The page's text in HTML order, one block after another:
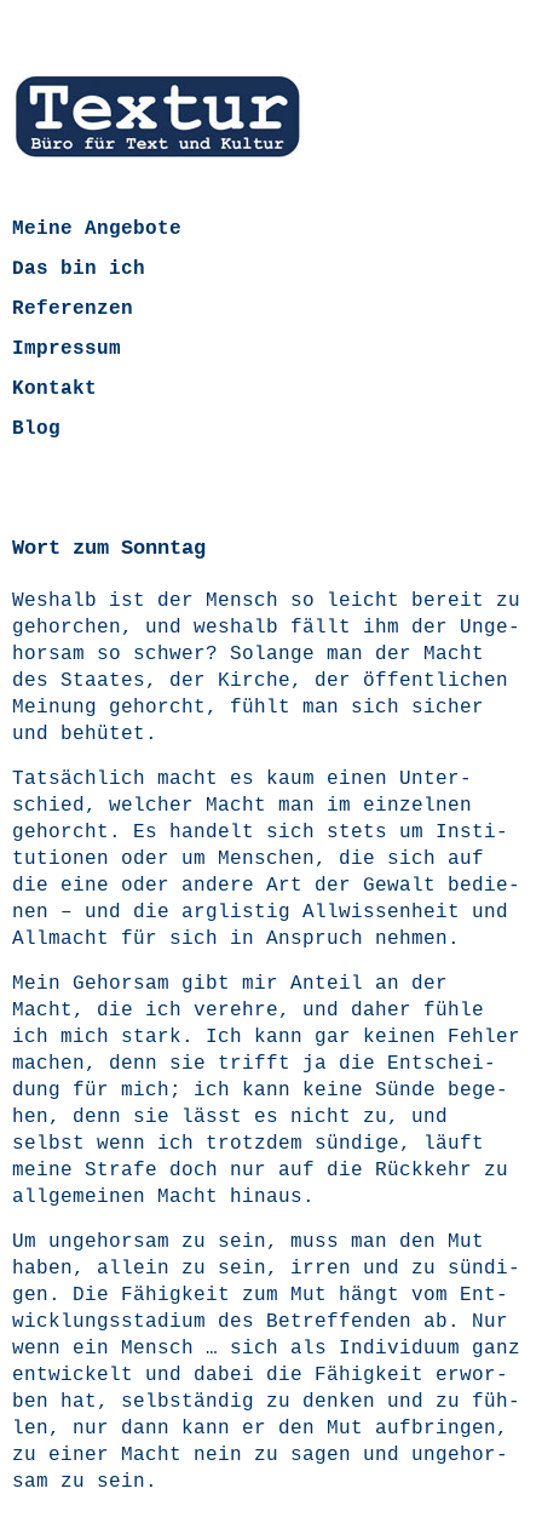
Meine Angebote
Das bin ich
Referenzen
Impressum
Kontakt
Blog
Wort zum Sonntag
Wes­halb ist der Mensch so leicht bereit zu
gehor­chen, und wes­halb fällt ihm der Unge­
hor­sam so schwer? Solan­ge man der Macht
des Staa­tes, der Kir­che, der öffent­li­chen
Mei­nung gehorcht, fühlt man sich sicher
und behütet.
Tat­säch­lich macht es kaum einen Unter­
schied, wel­cher Macht man im ein­zel­nen
gehorcht. Es han­delt sich stets um Insti­
tu­tio­nen oder um Men­schen, die sich auf
die eine oder ande­re Art der Gewalt bedie­
nen – und die arg­lis­tig All­wis­sen­heit und
All­macht für sich in Anspruch nehmen.
Mein Gehor­sam gibt mir Anteil an der
Macht, die ich ver­eh­re, und daher füh­le
ich mich stark. Ich kann gar kei­nen Feh­ler
machen, denn sie trifft ja die Ent­schei­
dung für mich; ich kann kei­ne Sün­de bege­
hen, denn sie lässt es nicht zu, und
selbst wenn ich trotz­dem sün­di­ge, läuft
mei­ne Stra­fe doch nur auf die Rück­kehr zu
all­ge­mei­nen Macht hinaus.
Um unge­hor­sam zu sein, muss man den Mut
haben, allein zu sein, irren und zu sün­di­
gen. Die Fähig­keit zum Mut hängt vom Ent­
wick­lungs­sta­di­um des Betref­fen­den ab. Nur
wenn ein Mensch … sich als Indi­vi­du­um ganz
ent­wi­ckelt und dabei die Fähig­keit erwor­
ben hat, selb­stän­dig zu den­ken und zu füh­
len, nur dann kann er den Mut auf­brin­gen,
zu einer Macht nein zu sagen und unge­hor­
sam zu sein.